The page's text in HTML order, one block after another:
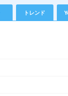
トレンド